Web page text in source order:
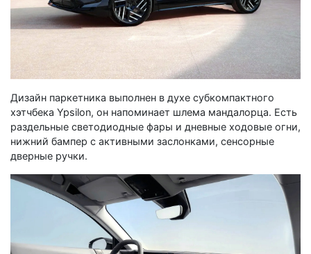
Дизайн паркетника выполнен в духе субкомпактного
хэтчбека Ypsilon, он напоминает шлема мандалорца. Есть
раздельные светодиодные фары и дневные ходовые огни,
нижний бампер с активными заслонками, сенсорные
дверные ручки.